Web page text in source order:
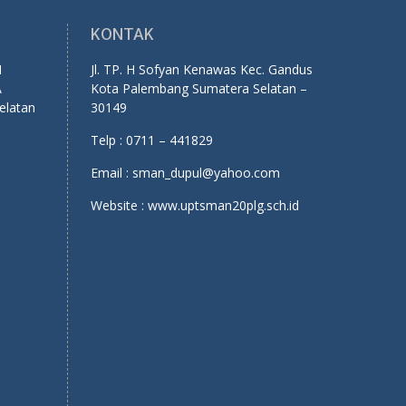
KONTAK
Jl. TP. H Sofyan Kenawas Kec. Gandus
Kota Palembang Sumatera Selatan –
30149
Telp : 0711 – 441829
Email : sman_dupul@yahoo.com
Website : www.uptsman20plg.sch.id